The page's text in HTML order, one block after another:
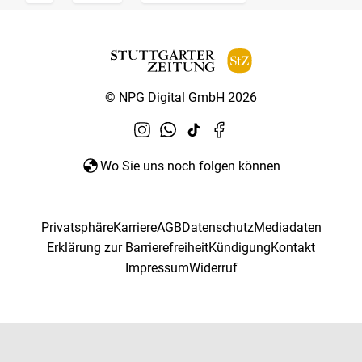
© NPG Digital GmbH 2026
Wo Sie uns noch folgen können
PrivatsphäreKarriereAGBDatenschutzMediadaten
Erklärung zur BarrierefreiheitKündigungKontakt
ImpressumWiderruf